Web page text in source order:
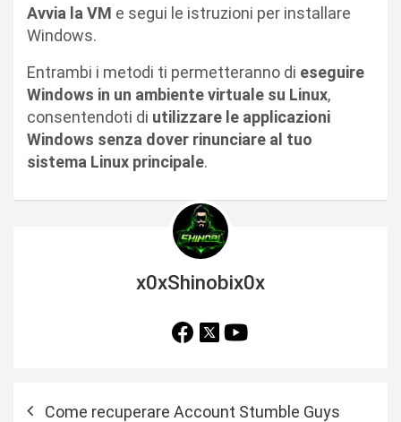
Avvia la VM e segui le istruzioni per installare
Windows.
Entrambi i metodi ti permetteranno di eseguire
Windows in un ambiente virtuale su Linux,
consentendoti di utilizzare le applicazioni
Windows senza dover rinunciare al tuo
sistema Linux principale.
x0xShinobix0x
Come recuperare Account Stumble Guys